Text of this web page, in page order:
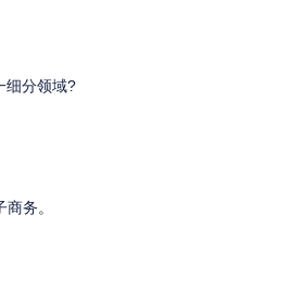
细分领域?
务。